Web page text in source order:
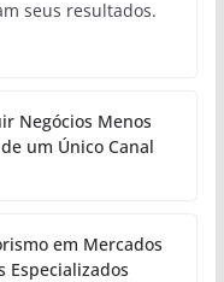
seus resultados.
Negócios Menos
um Único Canal
em Mercados
Especializados